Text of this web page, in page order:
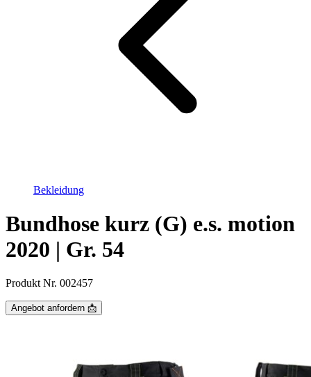
Bekleidung
Bundhose kurz (G) e.s. motion
2020 | Gr. 54
Produkt Nr. 002457
Angebot anfordern 📩